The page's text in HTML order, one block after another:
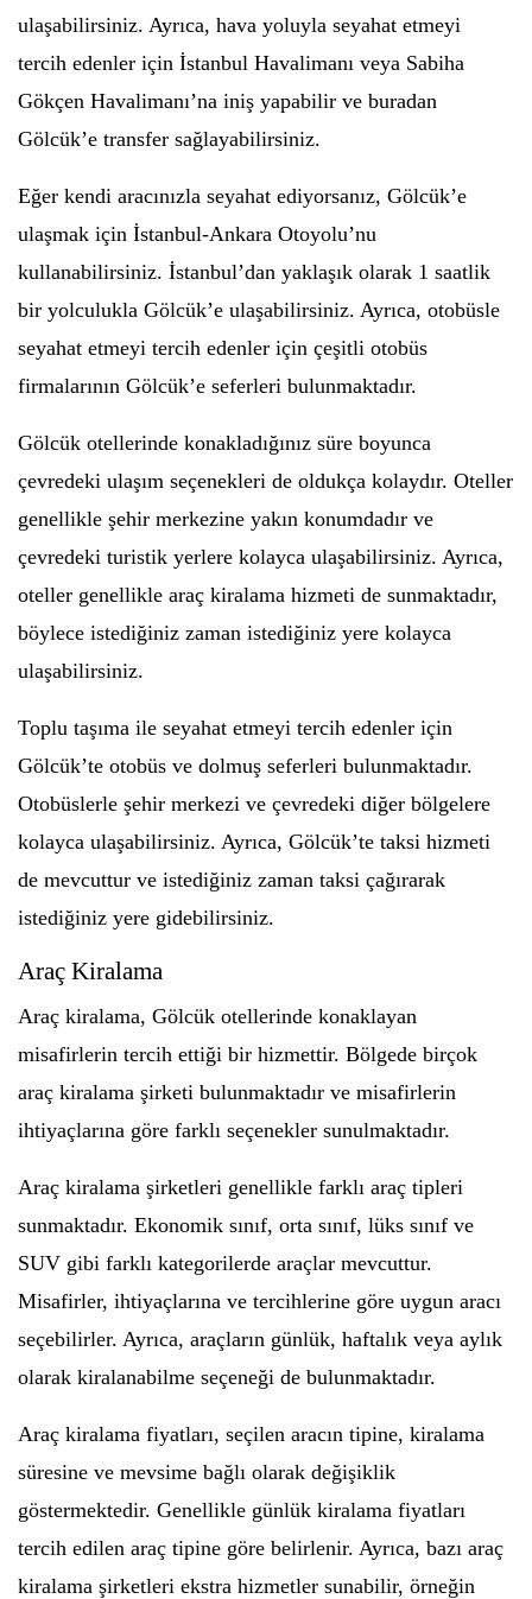
ulaşabilirsiniz. Ayrıca, hava yoluyla seyahat etmeyi
tercih edenler için İstanbul Havalimanı veya Sabiha
Gökçen Havalimanı’na iniş yapabilir ve buradan
Gölcük’e transfer sağlayabilirsiniz.
Eğer kendi aracınızla seyahat ediyorsanız, Gölcük’e
ulaşmak için İstanbul-Ankara Otoyolu’nu
kullanabilirsiniz. İstanbul’dan yaklaşık olarak 1 saatlik
bir yolculukla Gölcük’e ulaşabilirsiniz. Ayrıca, otobüsle
seyahat etmeyi tercih edenler için çeşitli otobüs
firmalarının Gölcük’e seferleri bulunmaktadır.
Gölcük otellerinde konakladığınız süre boyunca
çevredeki ulaşım seçenekleri de oldukça kolaydır. Oteller
genellikle şehir merkezine yakın konumdadır ve
çevredeki turistik yerlere kolayca ulaşabilirsiniz. Ayrıca,
oteller genellikle araç kiralama hizmeti de sunmaktadır,
böylece istediğiniz zaman istediğiniz yere kolayca
ulaşabilirsiniz.
Toplu taşıma ile seyahat etmeyi tercih edenler için
Gölcük’te otobüs ve dolmuş seferleri bulunmaktadır.
Otobüslerle şehir merkezi ve çevredeki diğer bölgelere
kolayca ulaşabilirsiniz. Ayrıca, Gölcük’te taksi hizmeti
de mevcuttur ve istediğiniz zaman taksi çağırarak
istediğiniz yere gidebilirsiniz.
Araç Kiralama
Araç kiralama, Gölcük otellerinde konaklayan
misafirlerin tercih ettiği bir hizmettir. Bölgede birçok
araç kiralama şirketi bulunmaktadır ve misafirlerin
ihtiyaçlarına göre farklı seçenekler sunulmaktadır.
Araç kiralama şirketleri genellikle farklı araç tipleri
sunmaktadır. Ekonomik sınıf, orta sınıf, lüks sınıf ve
SUV gibi farklı kategorilerde araçlar mevcuttur.
Misafirler, ihtiyaçlarına ve tercihlerine göre uygun aracı
seçebilirler. Ayrıca, araçların günlük, haftalık veya aylık
olarak kiralanabilme seçeneği de bulunmaktadır.
Araç kiralama fiyatları, seçilen aracın tipine, kiralama
süresine ve mevsime bağlı olarak değişiklik
göstermektedir. Genellikle günlük kiralama fiyatları
tercih edilen araç tipine göre belirlenir. Ayrıca, bazı araç
kiralama şirketleri ekstra hizmetler sunabilir, örneğin